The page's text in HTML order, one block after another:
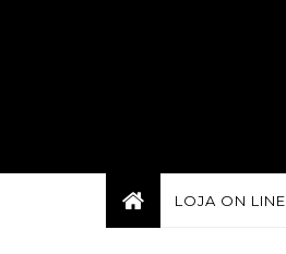
LOJA ON LINE